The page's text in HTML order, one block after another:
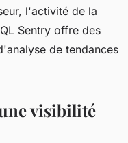
l'activité de la
Sentry offre des
de tendances
visibilité